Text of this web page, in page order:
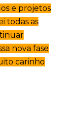
e projetos
todas as
nova fase
carinho